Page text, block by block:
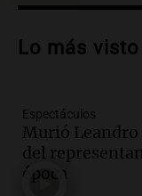
Audio.
Rosario.
Audio.
presentar
cuestiona
Amamos
Lo más visto
Espectáculos
Murió Leandro
del
época